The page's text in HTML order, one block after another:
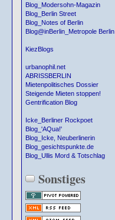
Blog_Modersohn-Magazin
Blog_Berlin Street
Blog_Notes of Berlin
Blog@inBerlin_Metropole Berlin
KiezBlogs
urbanophil.net
ABRISSBERLIN
Mietenpolitisches Dossier
Steigende Mieten stoppen!
Gentrification Blog
Icke_Berliner Rockpoet
Blog_'AQua!'
Blog_Icke, Neuberlinerin
Blog_gesichtspunkte.de
Blog_Ullis Mord & Totschlag
Sonstiges